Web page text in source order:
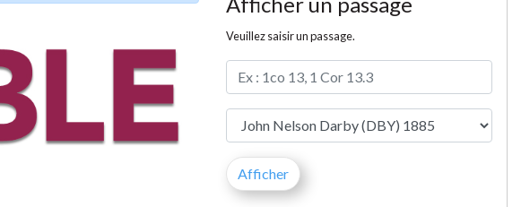
Veuillez saisir un passage.